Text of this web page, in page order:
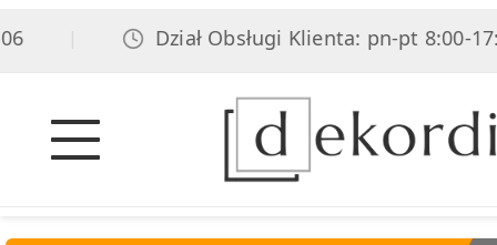
Dział Obsługi Klienta: pn-pt 8:00-